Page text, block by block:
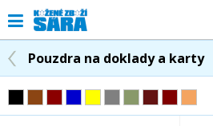
Pouzdra na doklady a karty